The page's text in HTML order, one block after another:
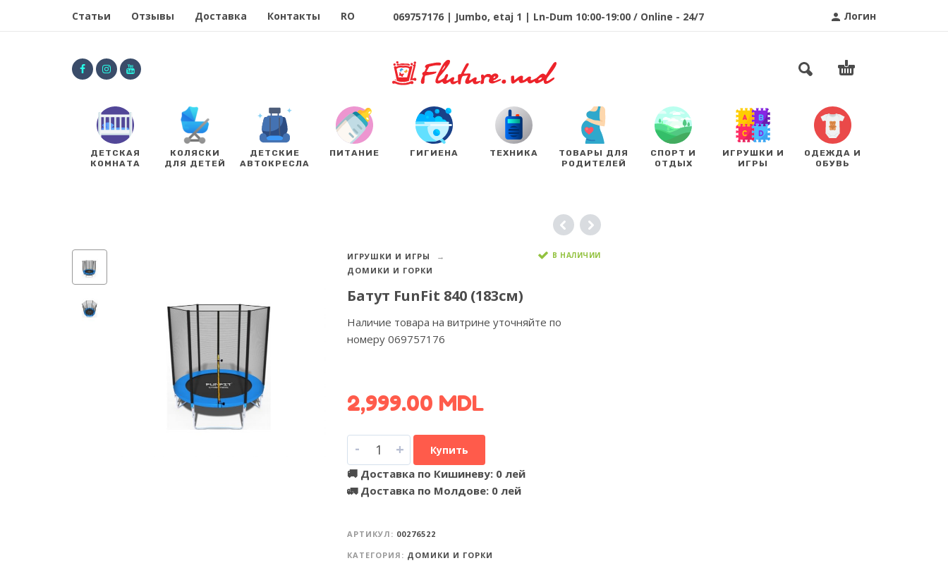
Логин
Статьи Отзывы Доставка Контакты RO 069757176 | Jumbo, etaj 1 | Ln-Dum 10:00-19:00 / Online - 24/7
ДЕТСКАЯ
КОМНАТА
КОЛЯСКИ
ДЛЯ ДЕТЕЙ
ДЕТСКИЕ
АВТОКРЕСЛА
ПИТАНИЕ ГИГИЕНА ТЕХНИКА
ТОВАРЫ ДЛЯ
РОДИТЕЛЕЙ
СПОРТ И
ОТДЫХ
ИГРУШКИ И
ИГРЫ
ОДЕЖДА И
ОБУВЬ
ИГРУШКИ И ИГРЫ
ДОМИКИ И ГОРКИ
В НАЛИЧИИ
Батут FunFit 840 (183см)
Наличие товара на витрине уточняйте по
номеру 069757176
2,999.00 MDL
- + Купить
🚚 Доставка по Кишиневу: 0 лей
🚛 Доставка по Молдове: 0 лей
АРТИКУЛ: 00276522
КАТЕГОРИЯ: ДОМИКИ И ГОРКИ